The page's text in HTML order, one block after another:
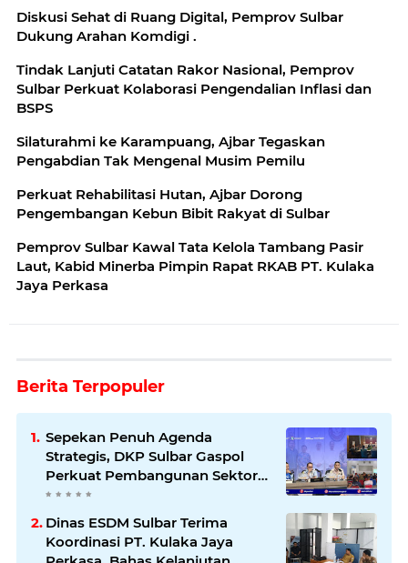
‎Diskusi Sehat di Ruang Digital, Pemprov Sulbar
Dukung Arahan Komdigi .
Tindak Lanjuti Catatan Rakor Nasional, Pemprov
Sulbar Perkuat Kolaborasi Pengendalian Inflasi dan
BSPS
Silaturahmi ke Karampuang, Ajbar Tegaskan
Pengabdian Tak Mengenal Musim Pemilu
Perkuat Rehabilitasi Hutan, Ajbar Dorong
Pengembangan Kebun Bibit Rakyat di Sulbar
Pemprov Sulbar Kawal Tata Kelola Tambang Pasir
Laut, Kabid Minerba Pimpin Rapat RKAB PT. Kulaka
Jaya Perkasa
Berita Terpopuler
Sepekan Penuh Agenda
Strategis, DKP Sulbar Gaspol
Perkuat Pembangunan Sektor
Kelautan dan Perikanan
Dinas ESDM Sulbar Terima
Koordinasi PT. Kulaka Jaya